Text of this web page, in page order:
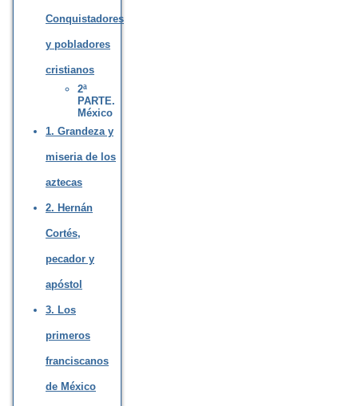
Conquistadores
y pobladores
cristianos
2ª
PARTE.
México
1. Grandeza y
miseria de los
aztecas
2. Hernán
Cortés,
pecador y
apóstol
3. Los
primeros
franciscanos
de México